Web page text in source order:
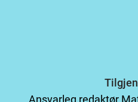
Ansvarleg redaktør